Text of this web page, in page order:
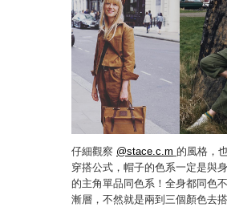
仔細觀察 @stace.c.m 的風格，
穿搭公式，帽子的色系一定是與
的主角單品同色系！全身都同色
漸層，不然就是兩到三個顏色去